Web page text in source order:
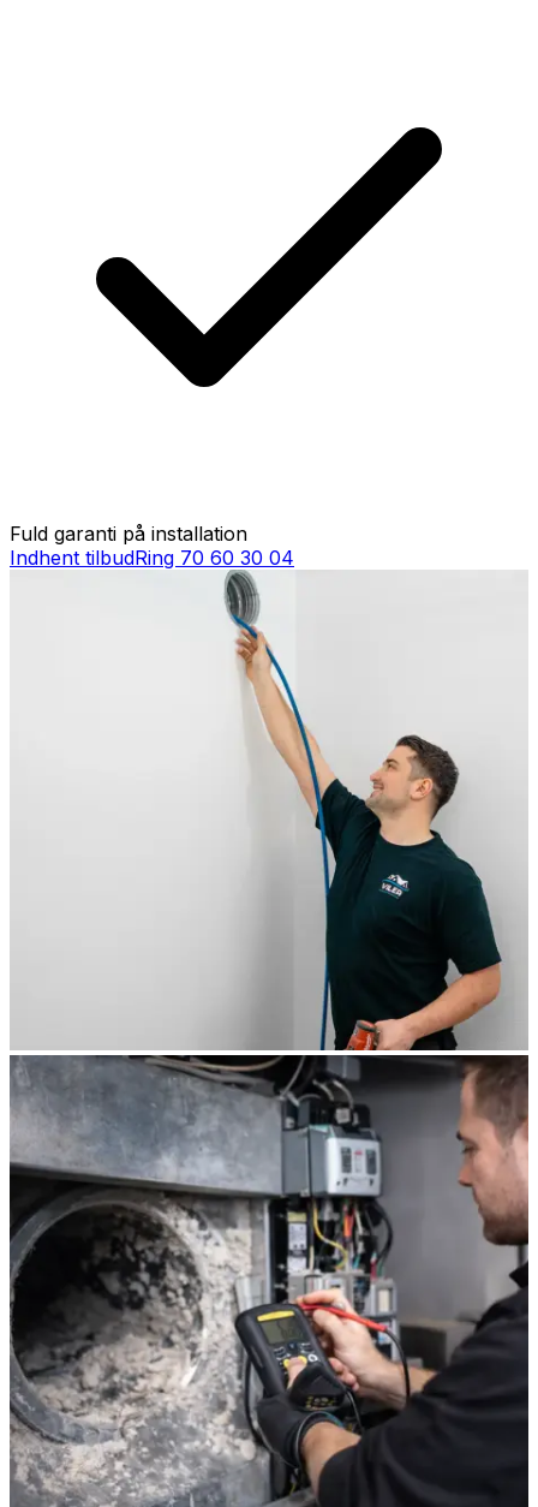
Fuld garanti på installation
Indhent tilbudRing 70 60 30 04